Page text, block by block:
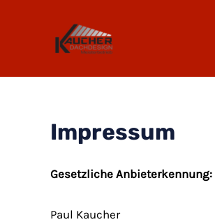
Impressum
Gesetzliche Anbieterkennung:
Paul Kaucher